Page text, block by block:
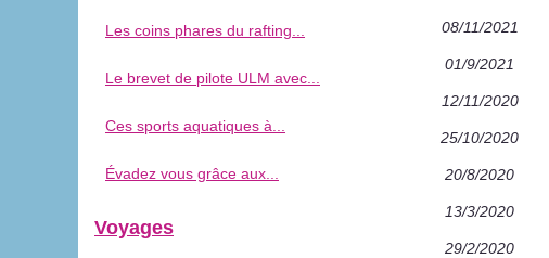
08/11/2021
01/9/2021
12/11/2020
25/10/2020
20/8/2020
13/3/2020
29/2/2020
Les coins phares du rafting...
Le brevet de pilote ULM avec...
Ces sports aquatiques à...
Évadez vous grâce aux...
Voyages